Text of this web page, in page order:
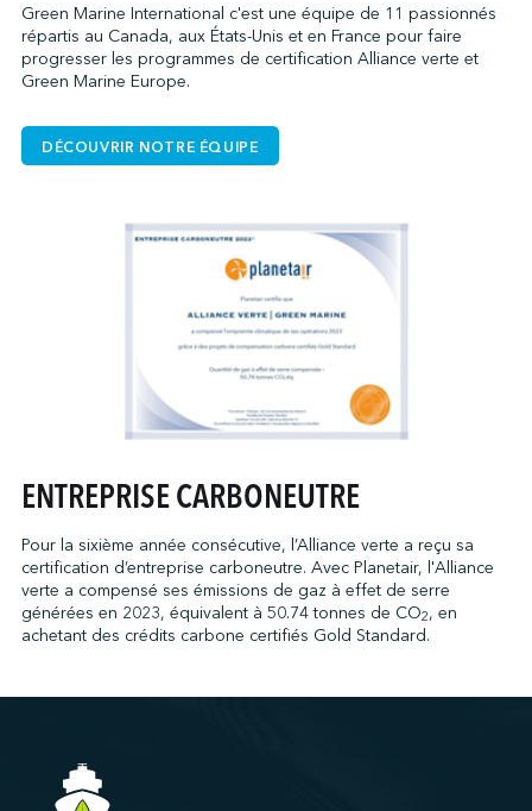
Green Marine International c'est une équipe de 11 passionnés
répartis au Canada, aux États-Unis et en France pour faire
progresser les programmes de certification Alliance verte et
Green Marine Europe.
DÉCOUVRIR NOTRE ÉQUIPE
ENTREPRISE CARBONEUTRE
Pour la sixième année consécutive, l’Alliance verte a reçu sa
certification d’entreprise carboneutre. Avec Planetair, l'Alliance
verte a compensé ses émissions de gaz à effet de serre
générées en 2023, équivalent à 50.74 tonnes de CO2, en
achetant des crédits carbone certifiés Gold Standard.